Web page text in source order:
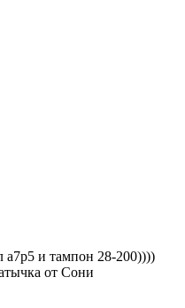
а7р5 и тампон 28-200))))
от Сони